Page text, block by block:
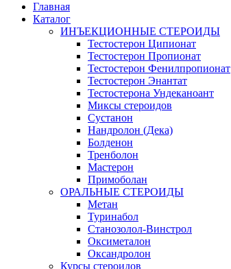
Главная
Каталог
ИНЪЕКЦИОННЫЕ СТЕРОИДЫ
Тестостерон Ципионат
Тестостерон Пропионат
Тестостерон Фенилпропионат
Тестостерон Энантат
Тестостерона Ундеканоант
Миксы стероидов
Сустанон
Нандролон (Дека)
Болденон
Тренболон
Мастерон
Примоболан
ОРАЛЬНЫЕ СТЕРОИДЫ
Метан
Туринабол
Станозолол-Винстрол
Оксиметалон
Оксандролон
Курсы стероидов